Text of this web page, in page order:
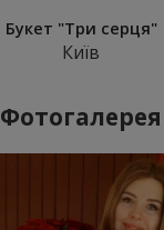
Букет "Три серця"
Київ
Фотогалерея